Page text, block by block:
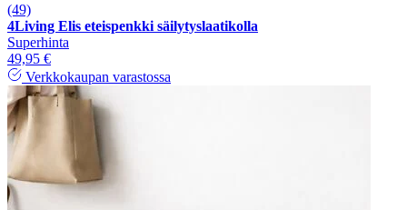
(49)
4Living Elis eteispenkki säilytyslaatikolla
Superhinta
49,95 €
Verkkokaupan varastossa